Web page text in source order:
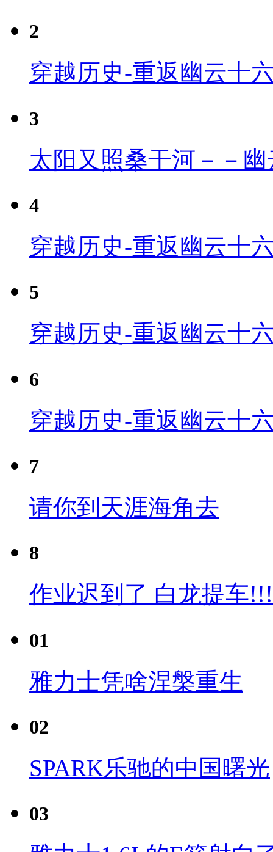
2
穿越历史-重返幽云十
3
太阳又照桑干河－－
4
穿越历史-重返幽云十
5
穿越历史-重返幽云十
6
穿越历史-重返幽云十
7
请你到天涯海角去
8
作业迟到了 白龙提车
01
雅力士凭啥涅槃重生
02
SPARK乐驰的中国曙光
03